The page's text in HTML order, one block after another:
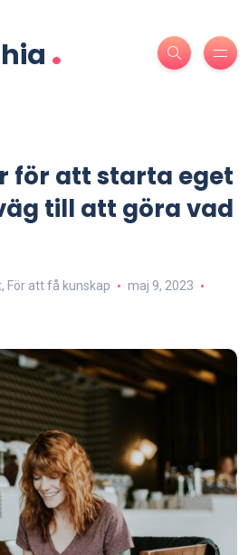
.
för att starta eget
till att göra vad
, För att få kunskap
maj 9, 2023